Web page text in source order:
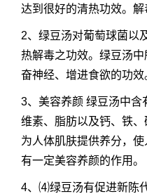
达到很好的清热功效。解
2、绿豆汤对葡萄球菌以
热解毒之功效。绿豆汤
奋神经、增进食欲的功效
3、美容养颜 绿豆汤中含
维素、脂肪以及钙、铁
为人体肌肤提供养分，
有一定美容养颜的作用。
4、⑷绿豆汤有促进新陈